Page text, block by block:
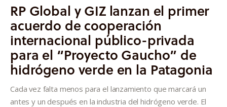
RP Global y GIZ lanzan el primer
acuerdo de cooperación
internacional público-privada
para el “Proyecto Gaucho” de
hidrógeno verde en la Patagonia
Cada vez falta menos para el lanzamiento que marcará un
antes y un después en la industria del hidrógeno verde. El